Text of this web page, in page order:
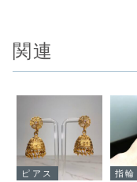
関連
ピアス 指輪